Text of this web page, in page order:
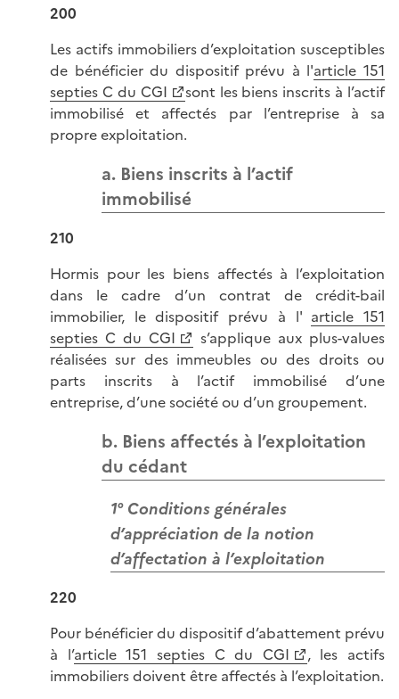
200
Les actifs immobiliers d’exploitation susceptibles
de bénéficier du dispositif prévu à l'article 151
septies C du CGI
sont les biens inscrits à l’actif
immobilisé et affectés par l’entreprise à sa
propre exploitation.
a. Biens inscrits à l’actif
immobilisé
210
Hormis pour les biens affectés à l’exploitation
dans le cadre d’un contrat de crédit-bail
immobilier, le dispositif prévu à l' article 151
septies C du CGI
s’applique aux plus-values
réalisées sur des immeubles ou des droits ou
parts inscrits à l’actif immobilisé d’une
entreprise, d’une société ou d’un groupement.
b. Biens affectés à l’exploitation
du cédant
1° Conditions générales
d’appréciation de la notion
d’affectation à l’exploitation
220
Pour bénéficier du dispositif d’abattement prévu
à l’article 151 septies C du CGI
, les actifs
immobiliers doivent être affectés à l’exploitation.